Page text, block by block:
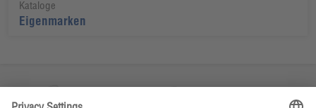
Kataloge
Eigenmarken